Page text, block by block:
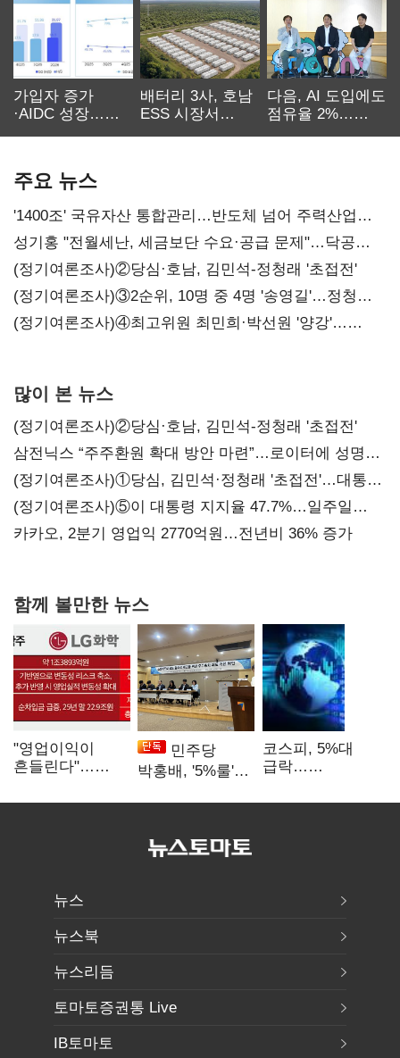
가입자 증가
·AIDC 성장…
배터리 3사, 호남
ESS 시장서
다음, AI 도입에도
점유율 2%…
주요 뉴스
'1400조' 국유자산 통합관리…반도체 넘어 주력산업
구조혁신
성기홍 "전월세난, 세금보단 수요·공급 문제"…닥공
시사
(정기여론조사)②당심·호남, 김민석-정청래 '초접전'
(정기여론조사)③2순위, 10명 중 4명 '송영길'…정청래
'한 자릿수'
(정기여론조사)④최고위원 최민희·박선원 '양강'…
많이 본 뉴스
(정기여론조사)②당심·호남, 김민석-정청래 '초접전'
삼전닉스 “주주환원 확대 방안 마련”…로이터에 성명
보내
(정기여론조사)①당심, 김민석·정청래 '초접전'…대통령
지지도 '50% 아래로'(종합)
(정기여론조사)⑤이 대통령 지지율 47.7%…일주일
만에 다시 40%대
카카오, 2분기 영업익 2770억원…전년비 36% 증가
함께 볼만한 뉴스
"영업이익이
흔들린다"…
18에 취약
민주당
박홍배, '5%룰'
법제화 추진
코스피, 5%대
급락…
발동
뉴스
뉴스북
뉴스리듬
토마토증권통 Live
IB토마토